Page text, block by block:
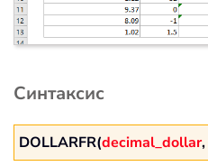
Синтаксис
DOLLARFR(decimal_dollar,